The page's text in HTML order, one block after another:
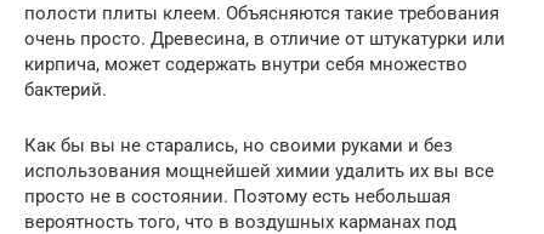
полости плиты клеем. Объясняются такие требования
очень просто. Древесина, в отличие от штукатурки или
кирпича, может содержать внутри себя множество
бактерий.
Как бы вы не старались, но своими руками и без
использования мощнейшей химии удалить их вы все
просто не в состоянии. Поэтому есть небольшая
вероятность того, что в воздушных карманах под